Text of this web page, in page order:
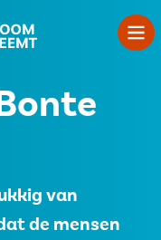
van
de mensen